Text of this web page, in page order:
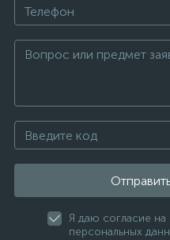
Я даю согласие
персональных